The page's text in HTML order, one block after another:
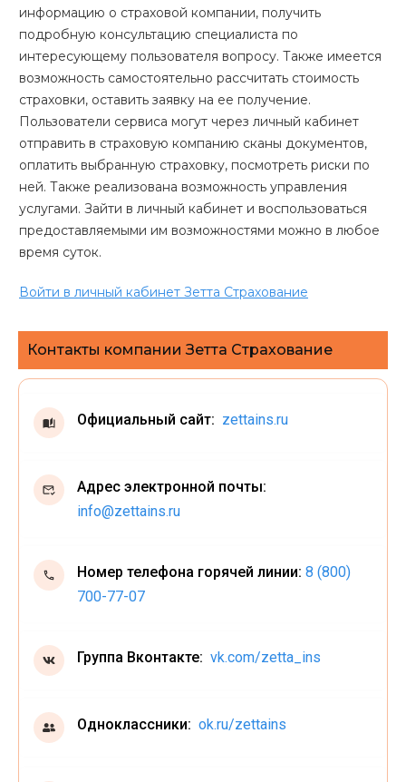
информацию о страховой компании, получить
подробную консультацию специалиста по
интересующему пользователя вопросу. Также имеется
возможность самостоятельно рассчитать стоимость
страховки, оставить заявку на ее получение.
Пользователи сервиса могут через личный кабинет
отправить в страховую компанию сканы документов,
оплатить выбранную страховку, посмотреть риски по
ней. Также реализована возможность управления
услугами. Зайти в личный кабинет и воспользоваться
предоставляемыми им возможностями можно в любое
время суток.
Войти в личный кабинет Зетта Страхование
Контакты компании Зетта Страхование
Официальный сайт: zettains.ru
Адрес электронной почты:
info@zettains.ru
Номер телефона горячей линии: 8 (800)
700-77-07
Группа Вконтакте: vk.com/zetta_ins
Одноклассники: ok.ru/zettains